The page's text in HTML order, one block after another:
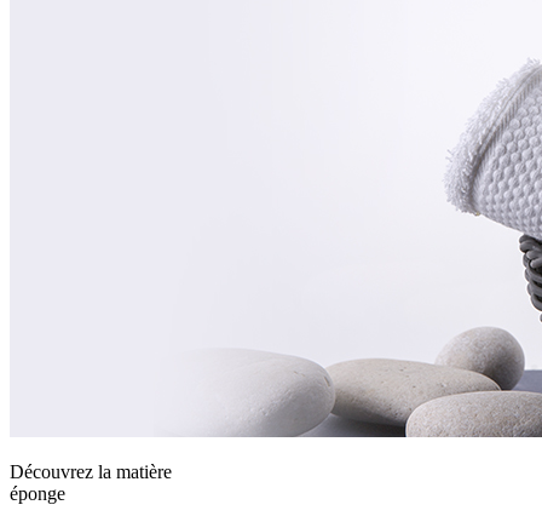
Découvrez la matière
éponge